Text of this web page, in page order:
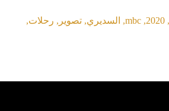
,
2020
,
mbc
, السديري, تصوير , رحلات,